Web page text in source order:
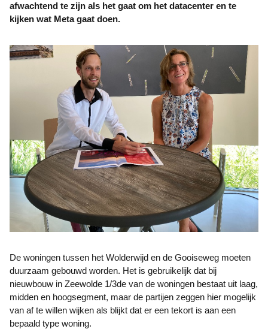
afwachtend te zijn als het gaat om het datacenter en te
kijken wat Meta gaat doen.
De woningen tussen het Wolderwijd en de Gooiseweg moeten
duurzaam gebouwd worden. Het is gebruikelijk dat bij
nieuwbouw in Zeewolde 1/3de van de woningen bestaat uit laag,
midden en hoogsegment, maar de partijen zeggen hier mogelijk
van af te willen wijken als blijkt dat er een tekort is aan een
bepaald type woning.